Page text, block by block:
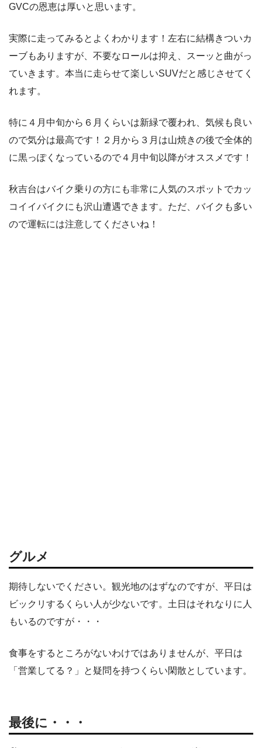
GVCの恩恵は厚いと思います。
実際に走ってみるとよくわかります！左右に結構きついカ
ーブもありますが、不要なロールは抑え、スーッと曲がっ
ていきます。本当に走らせて楽しいSUVだと感じさせてく
れます。
特に４月中旬から６月くらいは新緑で覆われ、気候も良い
ので気分は最高です！２月から３月は山焼きの後で全体的
に黒っぽくなっているので４月中旬以降がオススメです！
秋吉台はバイク乗りの方にも非常に人気のスポットでカッ
コイイバイクにも沢山遭遇できます。ただ、バイクも多い
ので運転には注意してくださいね！
グルメ
期待しないでください。観光地のはずなのですが、平日は
ビックリするくらい人が少ないです。土日はそれなりに人
もいるのですが・・・
食事をするところがないわけではありませんが、平日は
「営業してる？」と疑問を持つくらい閑散としています。
最後に・・・